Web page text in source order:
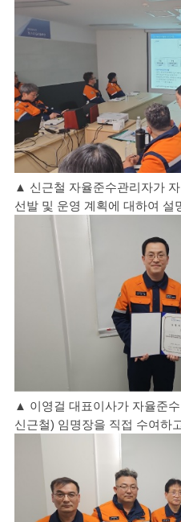
▲ 신근철 자율준수관리자가
선발 및 운영 계획에 대하여 설
▲ 이영걸 대표이사가 자율준
신근철) 임명장을 직접 수여하